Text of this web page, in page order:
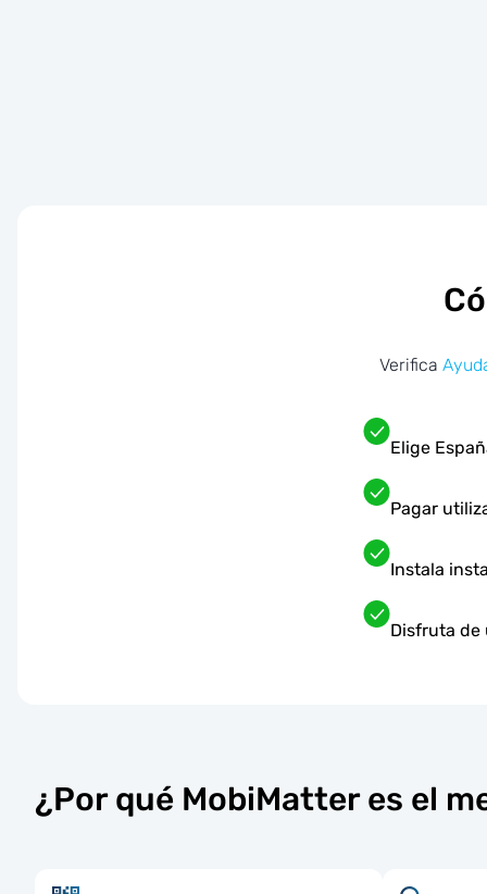
Verifica
Elige
Pagar
Instala
Disfruta de
¿Por qué MobiMatter es el